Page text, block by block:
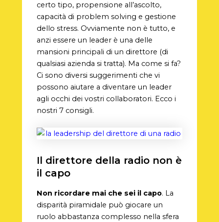
certo tipo, propensione all’ascolto,
capacità di problem solving e gestione
dello stress. Ovviamente non è tutto, e
anzi essere un leader è una delle
mansioni principali di un direttore (di
qualsiasi azienda si tratta). Ma come si fa?
Ci sono diversi suggerimenti che vi
possono aiutare a diventare un leader
agli occhi dei vostri collaboratori. Ecco i
nostri 7 consigli.
Il direttore della radio non è
il capo
Non ricordare mai che sei il capo. La
disparità piramidale può giocare un
ruolo abbastanza complesso nella sfera